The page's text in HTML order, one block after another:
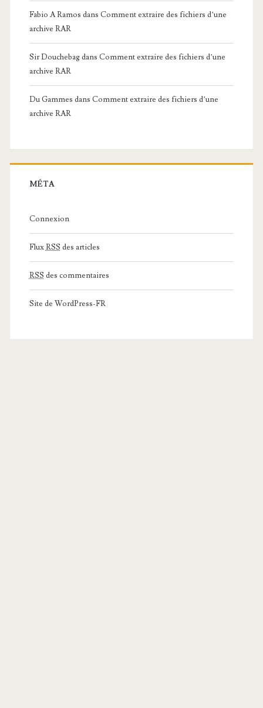
Fabio A Ramos dans Comment extraire des fichiers d’une
archive RAR
Sir Douchebagdans Comment extraire des fichiers d’une
archive RAR
Du Gammes dans Comment extraire des fichiers d’une
archive RAR
MÉTA
Connexion
FluxRSS des articles
RSS des commentaires
Site de WordPress-FR